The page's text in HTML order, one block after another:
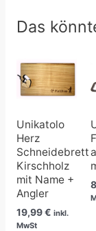
Das
Unikatolo
Herz
Schneidebrett
Kirschholz
mit Name +
Angler
19,99€ inkl.
MwSt